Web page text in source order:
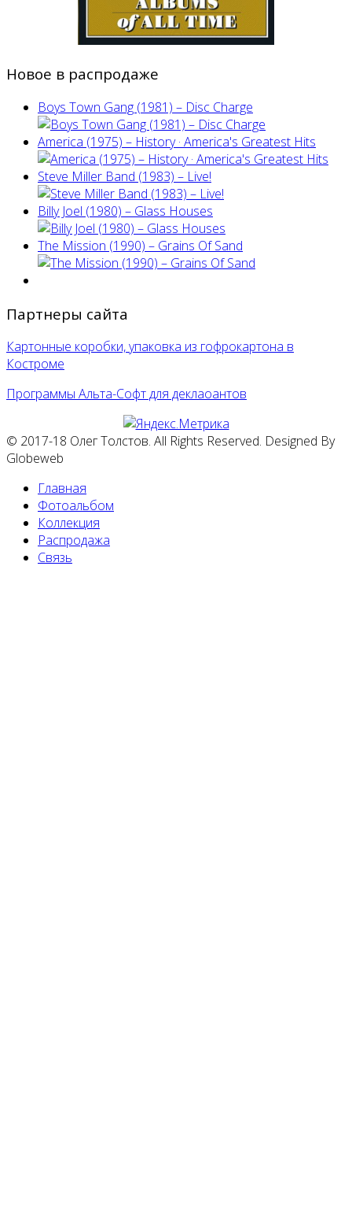
Новое в распродаже
Boys Town Gang (1981) – Disc Charge
America (1975) ‎– History · America's Greatest Hits
Steve Miller Band ‎(1983) – Live!
Billy Joel (1980) ‎– Glass Houses
The Mission (1990) – Grains Of Sand
Партнеры сайта
Картонные коробки, упаковка из гофрокартона в
Костроме
Программы Альта-Софт для деклаоантов
© 2017-18 Олег Толстов. All Rights Reserved. Designed By
Globeweb
Главная
Фотоальбом
Коллекция
Распродажа
Связь